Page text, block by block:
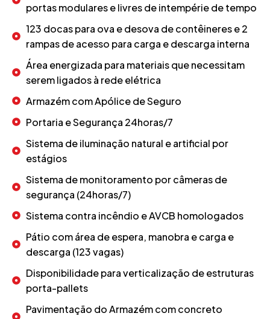
portas modulares e livres de intempérie de tempo
123 docas para ova e desova de contêineres e 2
rampas de acesso para carga e descarga interna
Área energizada para materiais que necessitam
serem ligados à rede elétrica
Armazém com Apólice de Seguro
Portaria e Segurança 24horas/7
Sistema de iluminação natural e artificial por
estágios
Sistema de monitoramento por câmeras de
segurança (24horas/7)
Sistema contra incêndio e AVCB homologados
Pátio com área de espera, manobra e carga e
descarga (123 vagas)
Disponibilidade para verticalização de estruturas
porta-pallets
Pavimentação do Armazém com concreto